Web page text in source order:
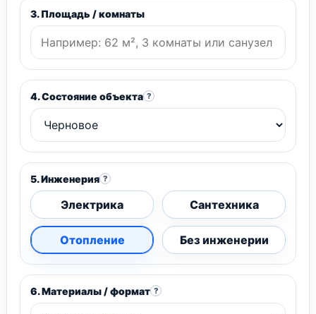
3. Площадь / комнаты
4. Состояние объекта ?
5. Инженерия ?
Электрика Сантехника
Отопление Без инженерии
6. Материалы / формат ?